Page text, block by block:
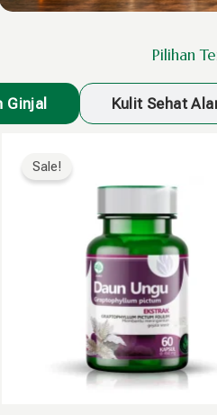
Pilihan
Ginjal Kulit Sehat
Sale!
Rp160.000.